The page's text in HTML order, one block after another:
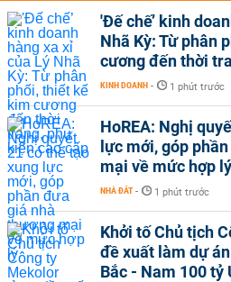
'Đế chế’ kinh
Nhã Kỳ: Từ phân
cương đến thời
KINH DOANH - 1 phút trước
HoREA: Nghị
lực mới, góp
mại về mức hợp lý
NHÀ ĐẤT - 1 phút trước
Khởi tố Chủ tịch
đề xuất làm dự
Bắc - Nam 100 tỷ